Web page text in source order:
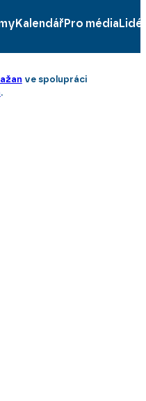
Kalendář Pro média Lidé
ve spolupráci
.